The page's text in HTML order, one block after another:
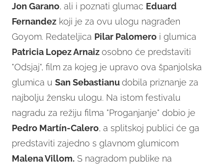
Jon Garano, ali i poznati glumac Eduard
Fernandez koji je za ovu ulogu nagrađen
Goyom. Redateljica Pilar Palomero i glumica
Patricia Lopez Arnaizosobno će predstaviti
"Odsjaj", film za kojeg je upravo ova španjolska
glumica u San Sebastianudobila priznanje za
najbolju žensku ulogu. Na istom festivalu
nagradu za režiju filma "Proganjanje" dobio je
Pedro Martín-Calero, a splitskoj publici će ga
predstaviti zajedno s glavnom glumicom
Malena Villom. S nagradom publike na